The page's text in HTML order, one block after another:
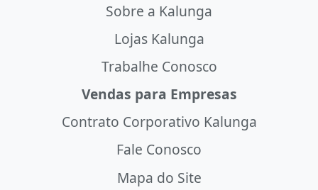
Sobre a Kalunga
Lojas Kalunga
Trabalhe Conosco
Vendas para Empresas
Contrato Corporativo Kalunga
Fale Conosco
Mapa do Site